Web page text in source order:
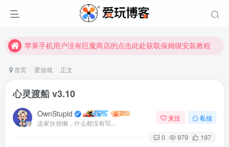
苹果手机用户没有巨魔商店的点击此处获取保姆级安装教程
苹果手机用户没有巨魔商店的点击此处获取保姆级安装教程
首页 爱游戏 正文
心灵渡船 v3.10
OwnStupid
这家伙很懒，什么都没有写...
关注 私信
0 979 197